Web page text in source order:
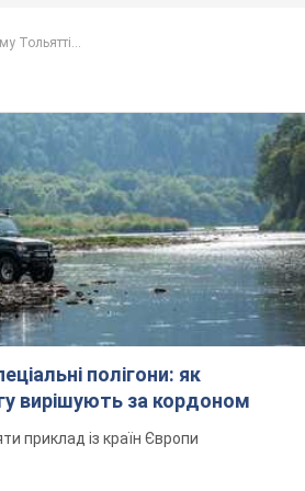
Тольятті...
полігони: як
вирішують за кордоном
приклад із країн Європи